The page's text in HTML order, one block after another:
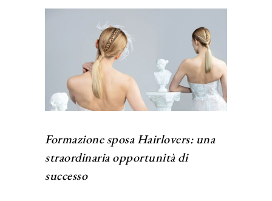
Formazione sposa Hairlovers: una
straordinaria opportunità di
successo